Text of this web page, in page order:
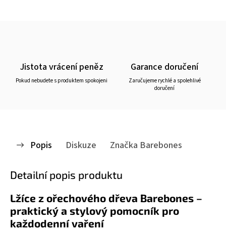
Jistota vrácení peněz
Pokud nebudete s produktem spokojeni
Garance doručení
Zaručujeme rychlé a spolehlivé
doručení
Popis Diskuze Značka Barebones
Detailní popis produktu
Lžíce z ořechového dřeva Barebones –
praktický a stylový pomocník pro
každodenní vaření